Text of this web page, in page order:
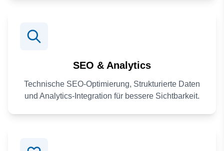
SEO & Analytics
Technische SEO-Optimierung, Strukturierte Daten
und Analytics-Integration für bessere Sichtbarkeit.